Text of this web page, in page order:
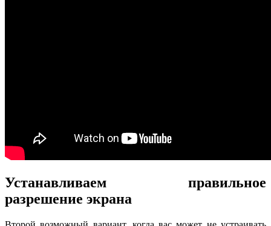
Устанавливаем правильное
разрешение экрана